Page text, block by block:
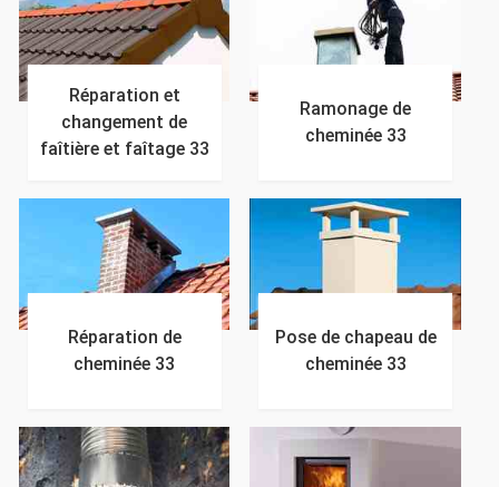
Réparation et
changement de
faîtière et faîtage 33
Ramonage de
cheminée 33
Réparation de
cheminée 33
Pose de chapeau de
cheminée 33